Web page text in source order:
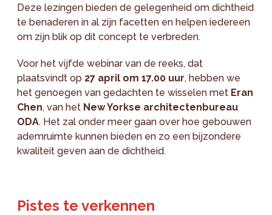
Deze lezingen bieden de gelegenheid om dichtheid
te benaderen in al zijn facetten en helpen iedereen
om zijn blik op dit concept te verbreden.
Voor het vijfde webinar van de reeks, dat
plaatsvindt op 27 april om 17.00 uur, hebben we
het genoegen van gedachten te wisselen met Eran
Chen, van het New Yorkse architectenbureau
ODA. Het zal onder meer gaan over hoe gebouwen
ademruimte kunnen bieden en zo een bijzondere
kwaliteit geven aan de dichtheid.
Pistes te verkennen